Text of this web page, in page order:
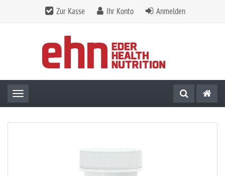
Zur Kasse Ihr Konto Anmelden
Toggle navigation